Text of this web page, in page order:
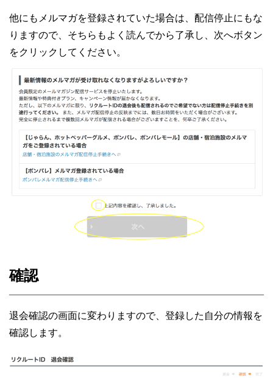
他にもメルマガを登録されていた場合は、配信停止にもな
りますので、そちらもよく読んでから了承し、次へボタン
をクリックしてください。
確認
退会確認の画面に変わりますので、登録した自分の情報を
確認します。